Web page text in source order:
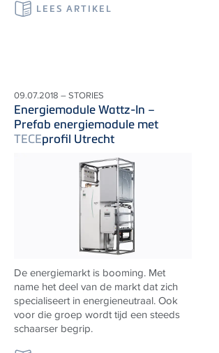
LEES ARTIKEL
09.07.2018 – STORIES
Energiemodule Wattz-In –
Prefab energiemodule met
TECEprofil Utrecht
De energiemarkt is booming. Met
name het deel van de markt dat zich
specialiseert in energieneutraal. Ook
voor die groep wordt tijd een steeds
schaarser begrip.